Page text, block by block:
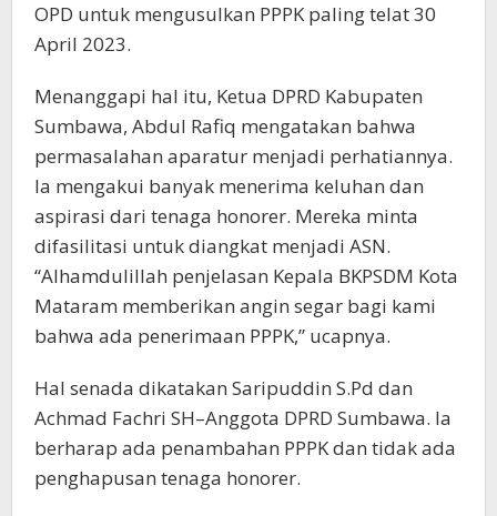
OPD untuk mengusulkan PPPK paling telat 30
April 2023.
Menanggapi hal itu, Ketua DPRD Kabupaten
Sumbawa, Abdul Rafiq mengatakan bahwa
permasalahan aparatur menjadi perhatiannya.
Ia mengakui banyak menerima keluhan dan
aspirasi dari tenaga honorer. Mereka minta
difasilitasi untuk diangkat menjadi ASN.
“Alhamdulillah penjelasan Kepala BKPSDM Kota
Mataram memberikan angin segar bagi kami
bahwa ada penerimaan PPPK,” ucapnya.
Hal senada dikatakan Saripuddin S.Pd dan
Achmad Fachri SH–Anggota DPRD Sumbawa. Ia
berharap ada penambahan PPPK dan tidak ada
penghapusan tenaga honorer.